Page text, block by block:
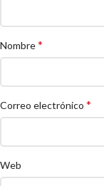
Nombre*
Correo electrónico *
Web